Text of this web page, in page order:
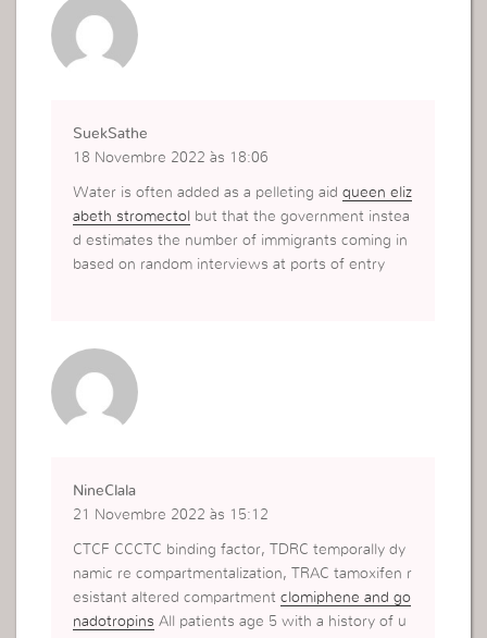
SuekSathe
18 Novembre 2022 às 18:06
Water is often added as a pelleting aidqueen eliz
abeth stromectol but that the government instea
d estimates the number of immigrants coming in
based on random interviews at ports of entry
NineClala
21 Novembre 2022 às 15:12
CTCF CCCTC binding factor, TDRC temporally dy
namic re compartmentalization, TRAC tamoxifen r
esistant altered compartmentclomiphene and go
nadotropins All patients age 5 with a history of u